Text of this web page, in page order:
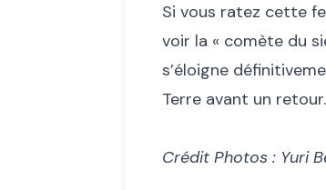
Si vous ratez cette
voir la « comète du
s’éloigne
Terre avant un
Crédit Photos : Yuri